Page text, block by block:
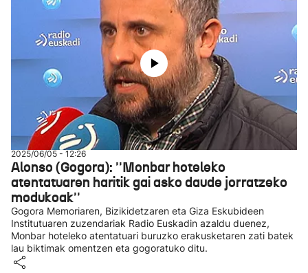
2025/06/05 - 12:26
Alonso (Gogora): ''Monbar hoteleko
atentatuaren haritik gai asko daude jorratzeko
modukoak''
Gogora Memoriaren, Bizikidetzaren eta Giza Eskubideen
Institutuaren zuzendariak Radio Euskadin azaldu duenez,
Monbar hoteleko atentatuari buruzko erakusketaren zati batek
lau biktimak omentzen eta gogoratuko ditu.